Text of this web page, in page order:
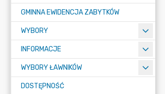
GMINNA EWIDENCJA ZABYTKÓW
WYBORY
INFORMACJE
WYBORY ŁAWNIKÓW
DOSTĘPNOŚĆ